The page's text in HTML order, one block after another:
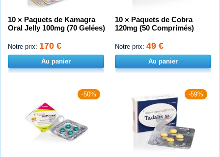
10 × Paquets de Kamagra
Oral Jelly 100mg (70 Gelées)
Notre prix: 170 €
Au panier
10 × Paquets de Cobra
120mg (50 Comprimés)
Notre prix: 49 €
Au panier
-50% -59%